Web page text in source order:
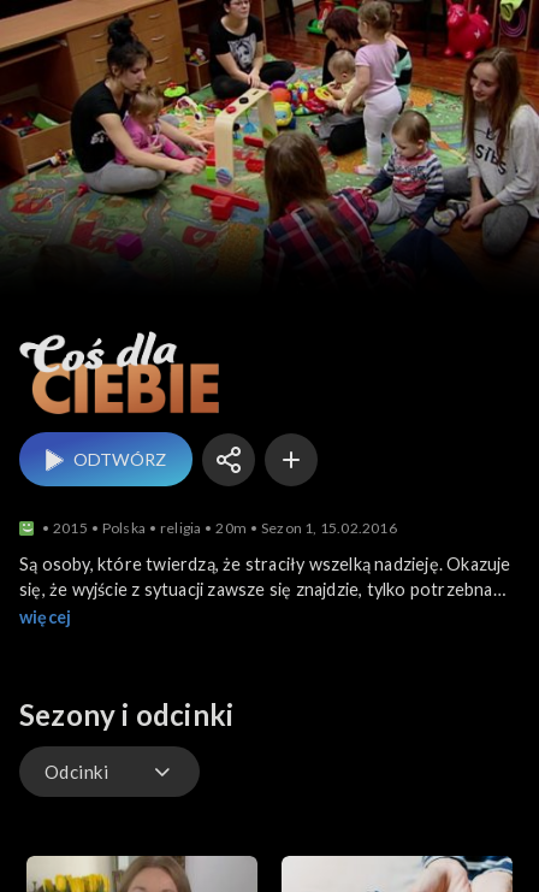
Coś dla Ciebie
ODTWÓRZ
2015 Polska religia 20m Sezon 1, 15.02.2016
Są osoby, które twierdzą, że straciły wszelką nadzieję. Okazuje
się, że wyjście z sytuacji zawsze się znajdzie, tylko potrzebna
jest pomoc. Ta może być na wyciągnięcie ręki dzięki
więcej
Sezony i odcinki
Odcinki